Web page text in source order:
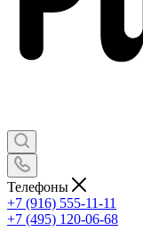
Телефоны
+7 (916) 555-11-11
+7 (495) 120-06-68